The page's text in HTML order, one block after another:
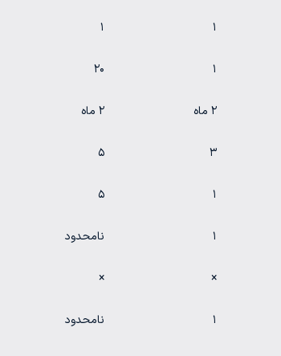
۱ ۱
۱ ۲۰
۲ ماه ۲ ماه
۳ ۵
۱ ۵
۱ نامحدود
×
×
۱ نامحدود